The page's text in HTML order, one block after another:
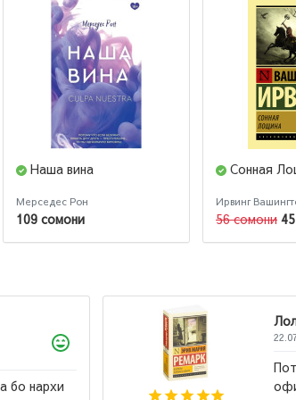
Наша вина
Мерседес Рон
109 сомони
Сонная
Ирвинг
56 сомони
его порекомендовали в
вам! Это та самая книга,